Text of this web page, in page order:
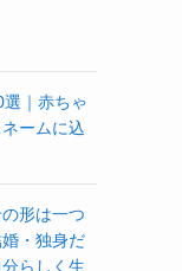
｜赤ちゃ
ームに込
形は一つ
・独身だ
らしく生